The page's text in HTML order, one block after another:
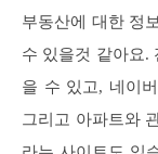
부동산에 대한 정
수 있을것 같아요.
을 수 있고, 네이
그리고 아파트와